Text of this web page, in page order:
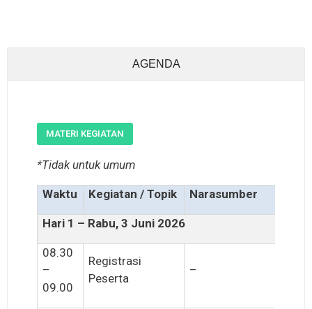
AGENDA
MATERI KEGIATAN
*Tidak untuk umum
Waktu Kegiatan / Topik Narasumber
Hari 1 – Rabu, 3 Juni 2026
08.30
–
09.00
Registrasi
Peserta
–